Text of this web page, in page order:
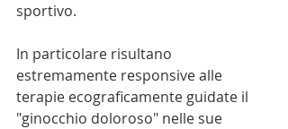
sportivo.
In particolare risultano
estremamente responsive alle
terapie ecograficamente guidate il
"ginocchio doloroso" nelle sue